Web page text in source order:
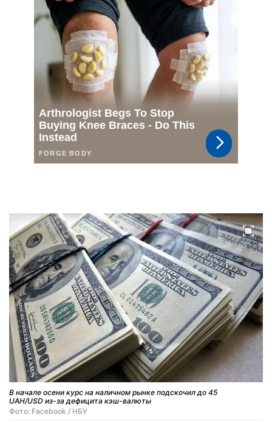
В начале осени курс на наличном рынке подскочил до 45
UAH/USD из-за дефицита кэш-валюты
Фото: Facebook / НБУ